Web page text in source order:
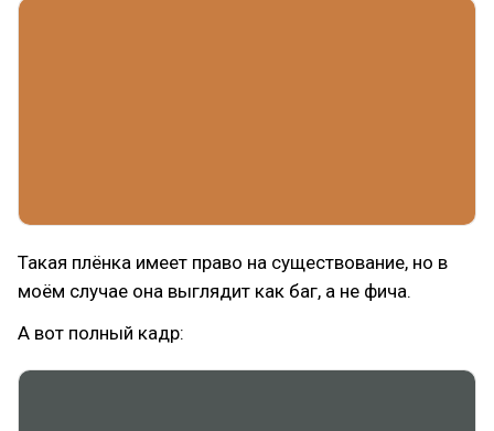
Такая плёнка имеет право на существование, но в
моём случае она выглядит как баг, а не фича.
А вот полный кадр: